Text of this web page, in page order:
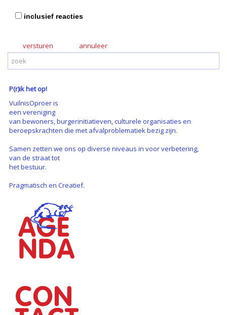
inclusief reacties
versturen
P(r)ik het op!
VuilnisOproer is
een vereniging
van bewoners, burgerinitiatieven, culturele organisaties en
beroepskrachten die met afvalproblematiek bezig zijn.
Samen zetten we ons op diverse niveaus in voor verbetering,
van de straat tot
het bestuur.
Pragmatisch en Creatief.